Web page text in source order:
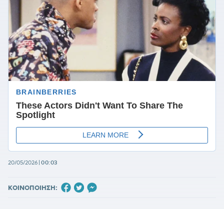
20/05/2026 00:03
ΚΟΙΝΟΠΟΙΗΣΗ: